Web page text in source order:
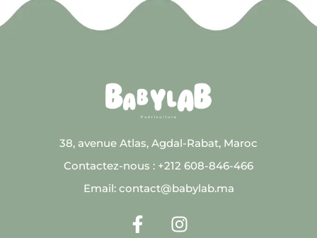
38, avenue Atlas, Agdal-Rabat, Maroc
Contactez-nous : +212 608-846-466
Email: contact@babylab.ma